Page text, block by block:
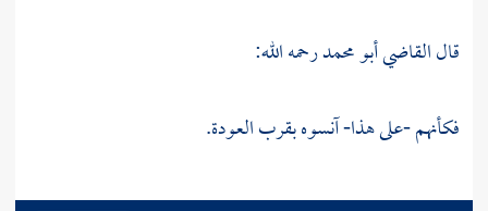
قالالقاضي أبو محمدرحمه الله:
فكأنهم -على هذا- آنسوه بقرب العودة.